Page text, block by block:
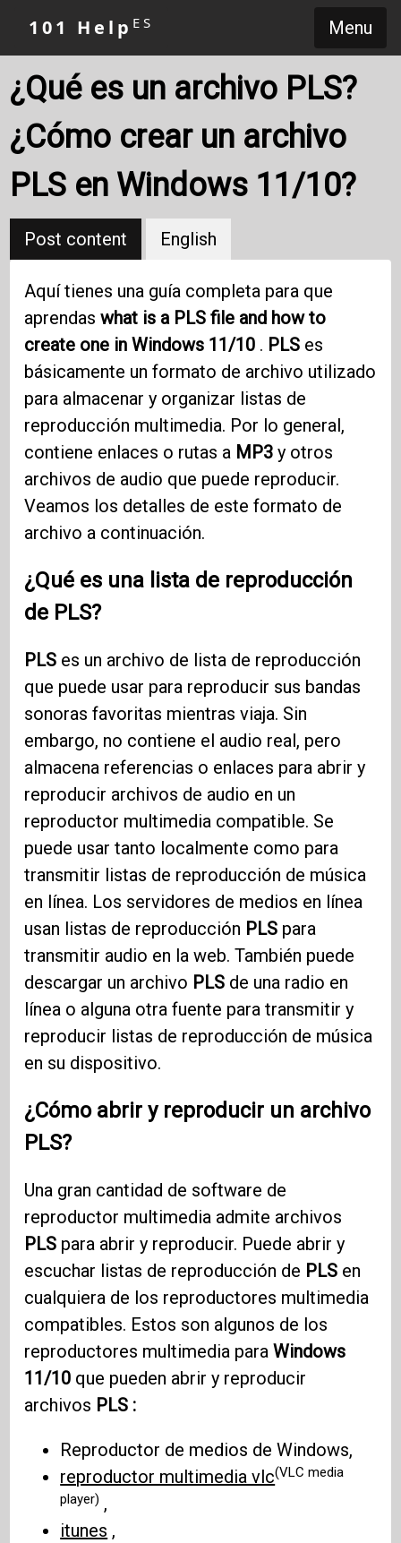
Menu
101 Help ES
¿Qué es un archivo PLS?
¿Cómo crear un archivo
PLS en Windows 11/10?
Post content English
Aquí tienes una guía completa para que
aprendaswhat is a PLS file and how to
create one in Windows 11/10 . PLS es
básicamente un formato de archivo utilizado
para almacenar y organizar listas de
reproducción multimedia. Por lo general,
contiene enlaces o rutas a MP3 y otros
archivos de audio que puede reproducir.
Veamos los detalles de este formato de
archivo a continuación.
¿Qué es una lista de reproducción
de PLS?
PLS es un archivo de lista de reproducción
que puede usar para reproducir sus bandas
sonoras favoritas mientras viaja. Sin
embargo, no contiene el audio real, pero
almacena referencias o enlaces para abrir y
reproducir archivos de audio en un
reproductor multimedia compatible. Se
puede usar tanto localmente como para
transmitir listas de reproducción de música
en línea. Los servidores de medios en línea
usan listas de reproducción PLS para
transmitir audio en la web. También puede
descargar un archivo PLS de una radio en
línea o alguna otra fuente para transmitir y
reproducir listas de reproducción de música
en su dispositivo.
¿Cómo abrir y reproducir un archivo
PLS?
Una gran cantidad de software de
reproductor multimedia admite archivos
PLS para abrir y reproducir. Puede abrir y
escuchar listas de reproducción de PLS en
cualquiera de los reproductores multimedia
compatibles. Estos son algunos de los
reproductores multimedia paraWindows
11/10 que pueden abrir y reproducir
archivos PLS :
Reproductor de medios de Windows,
reproductor multimedia vlc(VLC media
player) ,
itunes ,